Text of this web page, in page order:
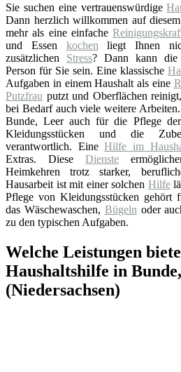
Sie suchen eine vertrauenswürdige
Dann herzlich willkommen auf
mehr als eine einfache
und Essen kochen liegt Ihnen
zusätzlichen Stress? Dann kann die
Person für Sie sein. Eine klassische
Aufgaben in einem Haushalt als eine
Putzfrau putzt und Oberflächen
bei Bedarf auch viele weitere
Bunde, Leer auch für die Pflege
Kleidungsstücken und die
verantwortlich. EineHilfe im
Extras. Diese Dienste
Heimkehren trotz starker,
Hausarbeit ist mit einer solchen Hilfe
Pflege von Kleidungsstücken gehört
das Wäschewaschen, Bügeln oder
zu den typischen Aufgaben.
Welche Leistungen
Haushaltshilfe in
(Niedersachsen)